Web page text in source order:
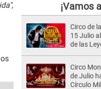
,
¡Vamos
Circo de
15 Julio
de las
Circo
de Julio
Círculo